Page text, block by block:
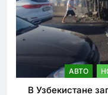
АВТО
В Узбекистане